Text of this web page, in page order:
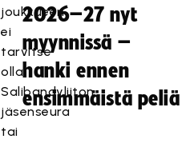
joukkueen
ei
tarvitse
olla
Salibandyliiton
jäsenseura
tai
2026–27 nyt
myynnissä –
hanki ennen
ensimmäistä peliä